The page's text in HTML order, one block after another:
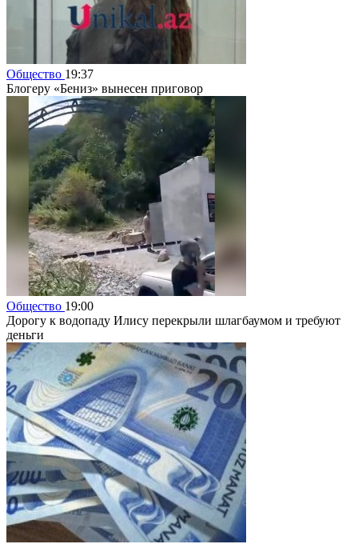
Общество 19:37
Блогеру «Бениз» вынесен приговор
Общество 19:00
Дорогу к водопаду Илису перекрыли шлагбаумом и требуют
деньги